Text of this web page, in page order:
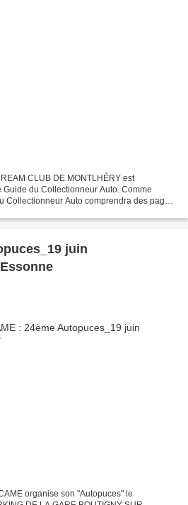
CLUB DE MONTLHÉRY est
du Collectionneur Auto. Comme
Collectionneur Auto comprendra des pages
juin
organise son "Autopuces" le